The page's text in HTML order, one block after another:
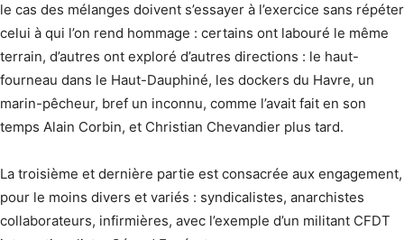
le cas des mélanges doivent s’essayer à l’exercice sans répéter
celui à qui l’on rend hommage : certains ont labouré le même
terrain, d’autres ont exploré d’autres directions : le haut-
fourneau dans le Haut-Dauphiné, les dockers du Havre, un
marin-pêcheur, bref un inconnu, comme l’avait fait en son
temps Alain Corbin, et Christian Chevandier plus tard.
La troisième et dernière partie est consacrée aux engagement,
pour le moins divers et variés : syndicalistes, anarchistes
collaborateurs, infirmières, avec l’exemple d’un militant CFDT